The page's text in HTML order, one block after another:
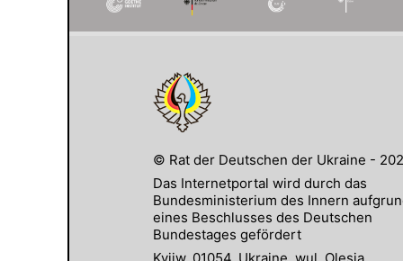
© Rat der Deutschen der Ukraine -
Das Internetportal wird durch das
Bundesministerium des Innern
eines Beschlusses des Deutschen
Bundestages gefördert
Kyjiw, 01054, Ukraine, wul. Olesja